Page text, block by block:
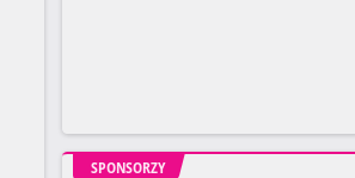
SPONSORZY